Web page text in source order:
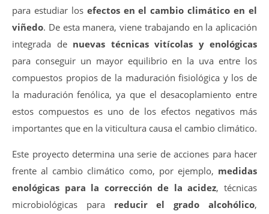
para estudiar los efectos en el cambio climático en el
viñedo. De esta manera, viene trabajando en la aplicación
integrada de nuevas técnicas vitícolas y enológicas
para conseguir un mayor equilibrio en la uva entre los
compuestos propios de la maduración fisiológica y los de
la maduración fenólica, ya que el desacoplamiento entre
estos compuestos es uno de los efectos negativos más
importantes que en la viticultura causa el cambio climático.
Este proyecto determina una serie de acciones para hacer
frente al cambio climático como, por ejemplo, medidas
enológicas para la corrección de la acidez, técnicas
microbiológicas para reducir el grado alcohólico,